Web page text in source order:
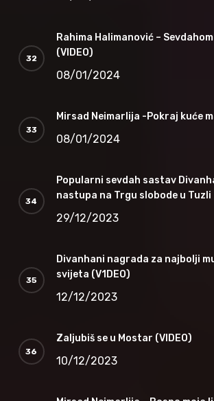
Rahima Halimanović –
(VIDEO)
08/01/2024
Mirsad Neimarlija -Pokraj kuće
08/01/2024
Popularni sevdah sastav
nastupa na Trgu slobode u Tuzli
29/12/2023
Divanhani nagrada za najbolji
svijeta (V1DEO)
12/12/2023
Zaljubiš se u Mostar (VIDEO)
10/12/2023